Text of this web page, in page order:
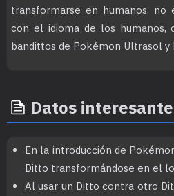
transformarse en humanos, no
con el idioma de los humanos,
bandittos de Pokémon Ultrasol
Datos
En la introducción de
Ditto transformándose en el
Al usar un Ditto contra otro